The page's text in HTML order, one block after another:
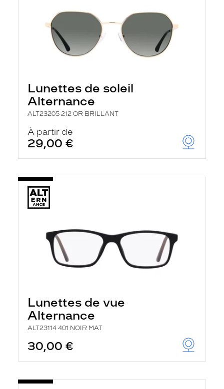
Lunettes de soleil
Alternance
ALT23205 212 OR BRILLANT
À partir de
29,00 €
Lunettes de vue
Alternance
ALT23114 401 NOIR MAT
30,00 €